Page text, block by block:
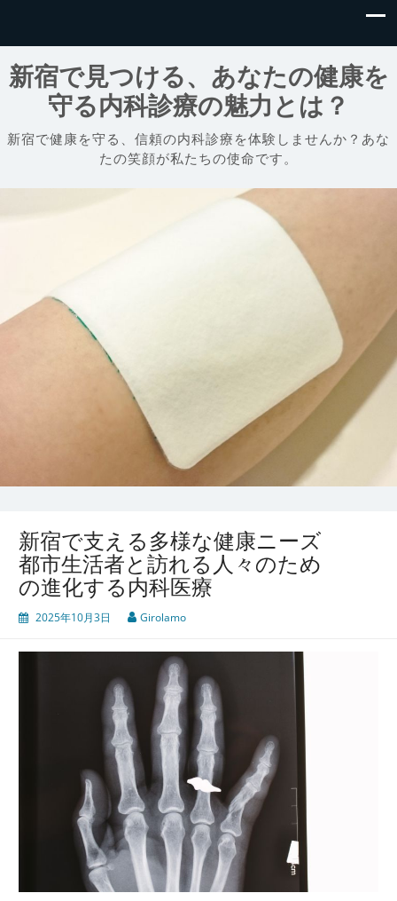
新宿で見つける、あなたの健康を
守る内科診療の魅力とは？
新宿で健康を守る、信頼の内科診療を体験しませんか？あな
たの笑顔が私たちの使命です。
新宿で支える多様な健康ニーズ
都市生活者と訪れる人々のため
の進化する内科医療
2025年10月3日 Girolamo